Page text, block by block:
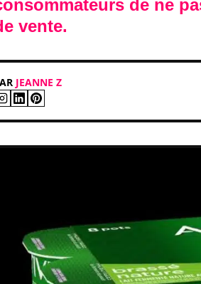
de ne
vente.
JEANNE Z